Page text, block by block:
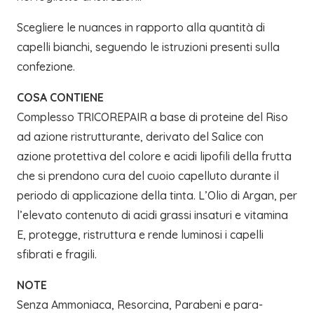
Scegliere le nuances in rapporto alla quantità di
capelli bianchi, seguendo le istruzioni presenti sulla
confezione.
COSA CONTIENE
Complesso TRICOREPAIR a base di proteine del Riso
ad azione ristrutturante, derivato del Salice con
azione protettiva del colore e acidi lipofili della frutta
che si prendono cura del cuoio capelluto durante il
periodo di applicazione della tinta. L’Olio di Argan, per
l’elevato contenuto di acidi grassi insaturi e vitamina
E, protegge, ristruttura e rende luminosi i capelli
sfibrati e fragili.
NOTE
Senza Ammoniaca, Resorcina, Parabeni e para-